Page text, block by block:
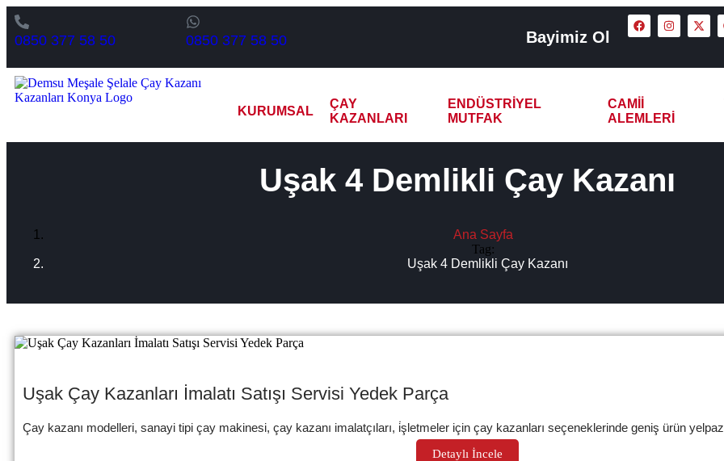
0850 377 58 50 0850 377 58 50 Bayimiz Ol
KURUMSAL
ÇAY
KAZANLARI
ENDÜSTRIYEL
MUTFAK
CAMII
ALEMLERI
Uşak 4 Demlikli Çay Kazanı
Ana Sayfa
Tag:
Uşak 4 Demlikli Çay Kazanı
Uşak Çay Kazanları İmalatı Satışı Servisi Yedek Parça
Çay kazanı modelleri, sanayi tipi çay makinesi, çay kazanı imalatçıları, i̇şletmeler için çay kazanları seçeneklerinde geniş ürün
Detaylı İncele